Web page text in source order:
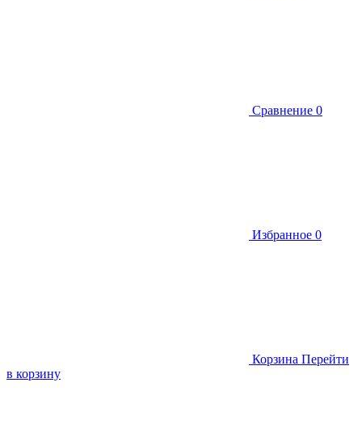
Сравнение 0
Избранное 0
Корзина Перейти
в корзину